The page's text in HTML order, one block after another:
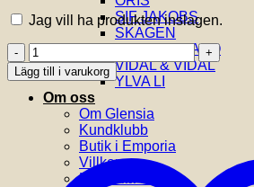
SIF JAKOBS
SKAGEN
THOMAS SABO
VIDAL & VIDAL
YLVA LI
Om oss
Om Glensia
Kundklubb
Butik i Emporia
Villkor
Kontakta oss
Jag vill ha produkten inslagen.
FOSSIL
-
Watch
WATCH
mängd
Lägg till i varukorg